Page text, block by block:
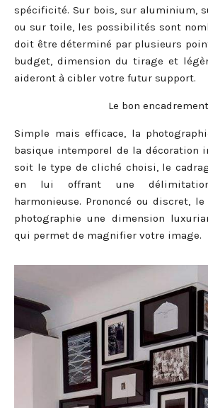
spécificité. Sur bois, sur aluminium,
ou sur toile, les possibilités sont
doit être déterminé par plusieurs
budget, dimension du tirage et
aideront à cibler votre futur support.
Le bon encadrement
Simple mais efficace, la
basique intemporel de la décoration
soit le type de cliché choisi, le
en lui offrant une
harmonieuse. Prononcé ou discret,
photographie une dimension
qui permet de magnifier votre image.